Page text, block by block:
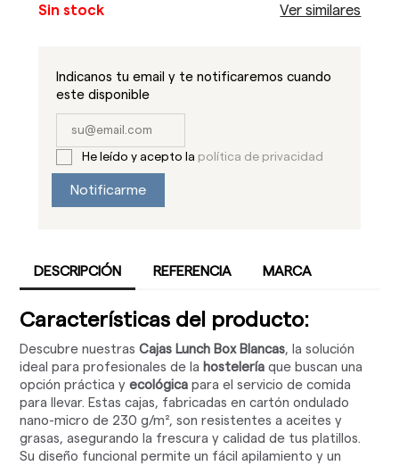
Sin stock Ver similares
Indicanos tu email y te notificaremos cuando
este disponible
He leído y acepto la política de privacidad
Notificarme
DESCRIPCIÓN REFERENCIA MARCA
Características del producto:
Descubre nuestrasCajas Lunch Box Blancas, la solución
ideal para profesionales de la hostelería que buscan una
opción práctica yecológica para el servicio de comida
para llevar. Estas cajas, fabricadas en cartón ondulado
nano-micro de 230 g/m², son resistentes a aceites y
grasas, asegurando la frescura y calidad de tus platillos.
Su diseño funcional permite un fácil apilamiento y un